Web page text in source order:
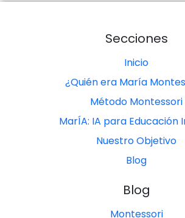
Secciones
Inicio
¿Quién era María
Método Montessori
MarÍA: IA para Educación
Nuestro Objetivo
Blog
Blog
Montessori